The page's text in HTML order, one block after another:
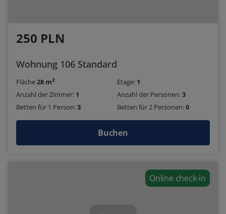
250 PLN
Wohnung 106 Standard
Fläche28 m2 Etage: 1
Anzahl der Zimmer: 1 Anzahl der Personen:3
Betten für 1 Person:3 Betten für 2 Personen:0
Buchen
Online check-in